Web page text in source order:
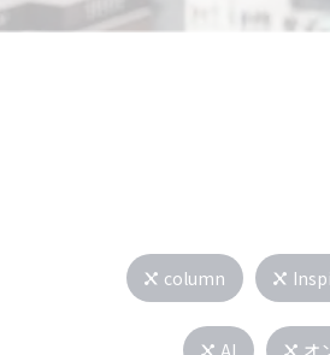
column
AI オ